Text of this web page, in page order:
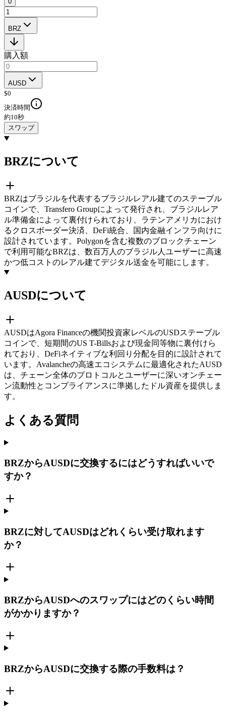
BRZ
購入額
AUSD
$0
決済時間
約10秒
スワップ
BRZについて
BRZはブラジルを代表するブラジルレアル建てのステーブル
コインで、Transfero Groupによって発行され、ブラジルレア
ル準備金によって裏付けられており、ラテンアメリカにおけ
るクロスボーダー決済、DeFi統合、国内金融インフラ向けに
設計されています。Polygonを含む複数のブロックチェーン
で利用可能なBRZは、数百万人のブラジル人ユーザーに高速
かつ低コストのレアル建てデジタル送金を可能にします。
AUSDについて
AUSDはAgora Financeの機関投資家レベルのUSDステーブル
コインで、短期間のUS T-Billsおよび現金同等物に裏付けら
れており、DeFiネイティブな利回り分配を目的に設計されて
います。Avalancheの高速エコシステムに最適化されたAUSD
は、チェーン全体のプロトコルとユーザーに深いオンチェー
ン流動性とコンプライアンスに準拠したドル資産を提供しま
す。
よくある質問
BRZからAUSDに交換するにはどうすればいいで
すか？
BRZに対してAUSDはどれくらい受け取れます
か？
BRZからAUSDへのスワップにはどのくらい時間
がかかりますか？
BRZからAUSDに交換する際の手数料は？